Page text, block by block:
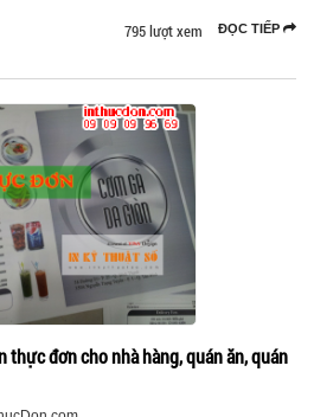
ĐỌC TIẾP
795 lượt xem
thực đơn cho nhà hàng, quán ăn, quán